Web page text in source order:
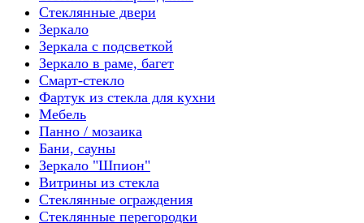
Стеклянные двери
Зеркало
Зеркала с подсветкой
Зеркало в раме, багет
Смарт-стекло
Фартук из стекла для кухни
Мебель
Панно / мозаика
Бани, сауны
Зеркало "Шпион"
Витрины из стекла
Стеклянные ограждения
Стеклянные перегородки